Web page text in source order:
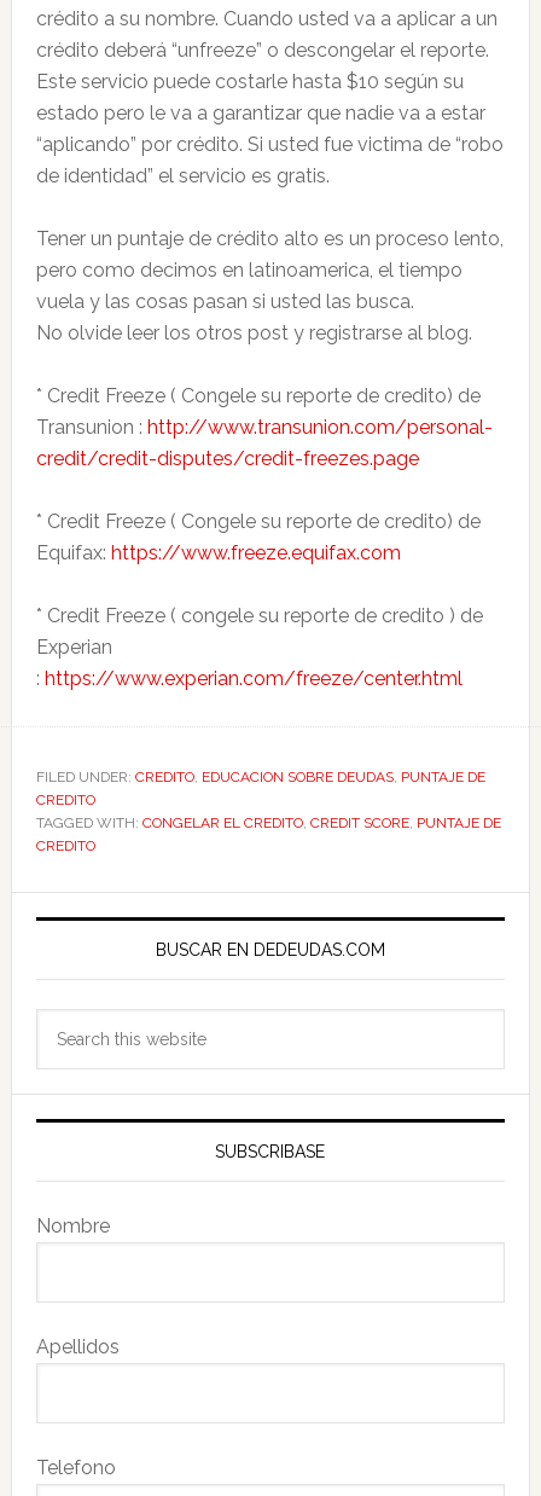
crédito a su nombre. Cuando usted va a aplicar a un
crédito deberá “unfreeze” o descongelar el reporte.
Este servicio puede costarle hasta $10 según su
estado pero le va a garantizar que nadie va a estar
“aplicando” por crédito. Si usted fue victima de “robo
de identidad” el servicio es gratis.
Tener un puntaje de crédito alto es un proceso lento,
pero como decimos en latinoamerica, el tiempo
vuela y las cosas pasan si usted las busca.
No olvide leer los otros post y registrarse al blog.
* Credit Freeze ( Congele su reporte de credito) de
Transunion : http://www.transunion.com/personal-
credit/credit-disputes/credit-freezes.page
* Credit Freeze ( Congele su reporte de credito) de
Equifax: https://www.freeze.equifax.com
* Credit Freeze ( congele su reporte de credito ) de
Experian
: https://www.experian.com/freeze/center.html
FILED UNDER: CREDITO, EDUCACION SOBRE DEUDAS, PUNTAJE DE
CREDITO
TAGGED WITH: CONGELAR EL CREDITO, CREDIT SCORE, PUNTAJE DE
CREDITO
Primary
BUSCAR EN DEDEUDAS.COM
SUBSCRIBASE
Nombre
Apellidos
Telefono